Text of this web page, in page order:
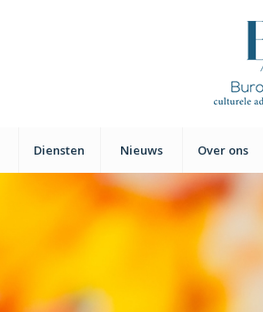
Diensten Nieuws Over ons